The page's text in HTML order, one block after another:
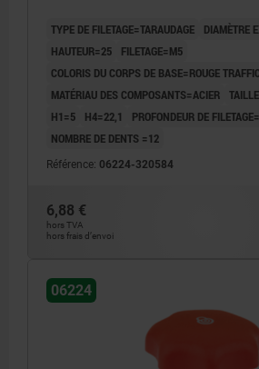
TYPE DE FILETAGE=TARAUDAGE
DIAMÈTRE
HAUTEUR=25
FILETAGE=M5
COLORIS DU CORPS DE BASE=ROUGE
MATÉRIAU DES COMPOSANTS=ACIER
H1=5
H4=22,1
PROFONDEUR DE
NOMBRE DE DENTS =12
Référence: 06224-320584
6,88 €
hors TVA
hors frais d’envoi
06224